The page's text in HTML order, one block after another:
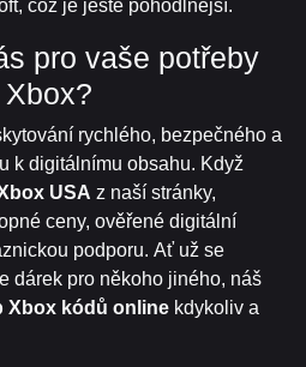
což je ještě pohodlnější.
pro vaše potřeby
rychlého, bezpečného a
k digitálnímu obsahu. Když
USA z naší stránky,
ceny, ověřené digitální
podporu. Ať už se
dárek pro někoho jiného, náš
Xbox kódů online kdykoliv a